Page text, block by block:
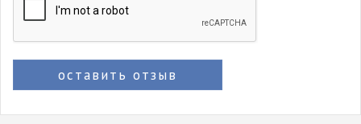
оставить отзыв